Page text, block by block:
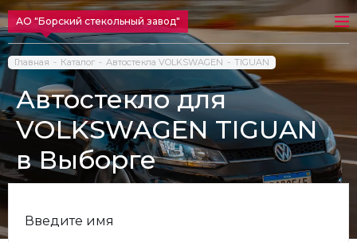
АО "Борский стекольный завод"
Главная Каталог Автостекла VOLKSWAGEN TIGUAN
Автостекло для
VOLKSWAGEN TIGUAN
в Выборге
Введите имя